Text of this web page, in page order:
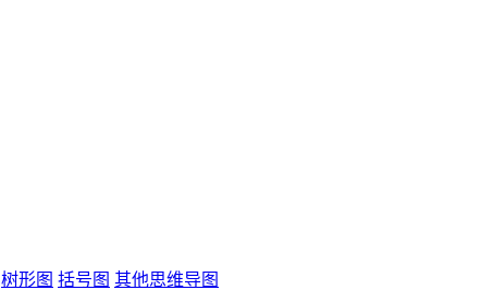
树形图 括号图 其他思维导图